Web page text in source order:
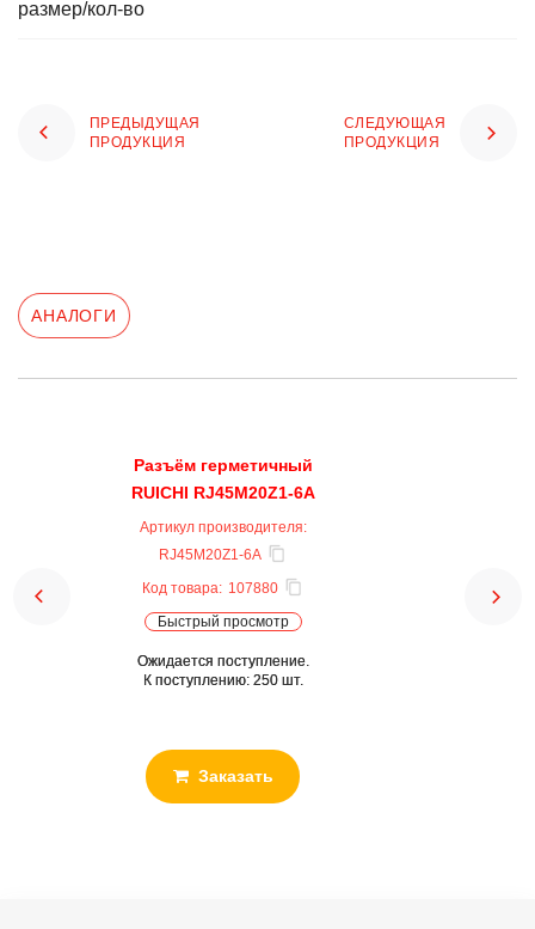
размер/кол-во
ПРЕДЫДУЩАЯ
ПРОДУКЦИЯ
СЛЕДУЮЩАЯ
ПРОДУКЦИЯ
АНАЛОГИ
Разъём герметичный
RUICHI RJ45M20Z1-6A
Артикул производителя:
RJ45M20Z1-6A
Код товара: 107880
Быстрый просмотр
Ожидается поступление.
К поступлению: 250 шт.
Заказать